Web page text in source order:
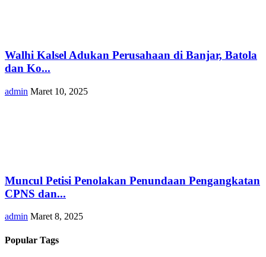
Walhi Kalsel Adukan Perusahaan di Banjar, Batola
dan Ko...
admin Maret 10, 2025
Muncul Petisi Penolakan Penundaan Pengangkatan
CPNS dan...
admin Maret 8, 2025
Popular Tags